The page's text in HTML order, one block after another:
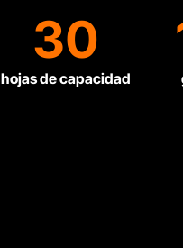
30
hojas de capacidad